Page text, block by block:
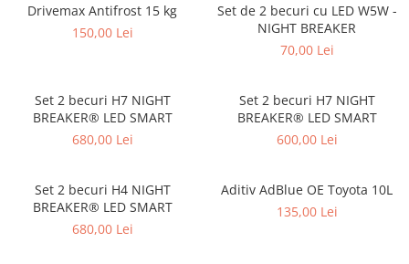
Drivemax Antifrost 15 kg
150,00 Lei
Set de 2 becuri cu LED W5W -
NIGHT BREAKER
70,00 Lei
Set 2 becuri H7 NIGHT
BREAKER® LED SMART
680,00 Lei
Set 2 becuri H7 NIGHT
BREAKER® LED SMART
600,00 Lei
Set 2 becuri H4 NIGHT
BREAKER® LED SMART
680,00 Lei
Aditiv AdBlue OE Toyota 10L
135,00 Lei